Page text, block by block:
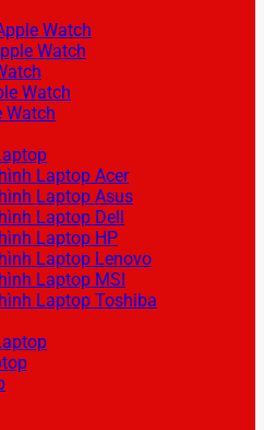
Watch
Watch
Watch
Watch
Laptop Acer
Laptop Asus
Laptop Dell
Laptop HP
Laptop Lenovo
Laptop MSI
Laptop Toshiba